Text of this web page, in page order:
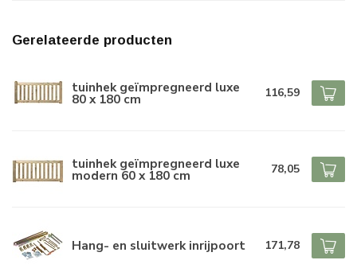
Gerelateerde producten
tuinhek geïmpregneerd luxe
80 x 180 cm 116,59
tuinhek geïmpregneerd luxe
modern 60 x 180 cm 78,05
Hang- en sluitwerk inrijpoort 171,78